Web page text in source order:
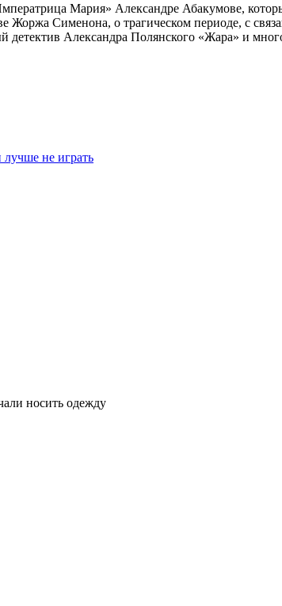
Мария» Александре Абакумове,
Жоржа Сименона, о трагическом периоде, с
Александра Полянского «Жара» и
не играть
носить одежду